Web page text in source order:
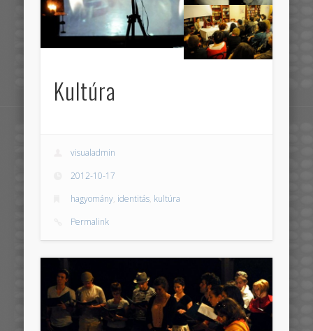
Kultúra
visualadmin
2012-10-17
hagyomány, identitás, kultúra
Permalink